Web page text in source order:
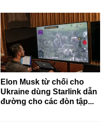
Elon Musk từ chối cho
Ukraine dùng Starlink dẫn
đường cho các đòn tập...